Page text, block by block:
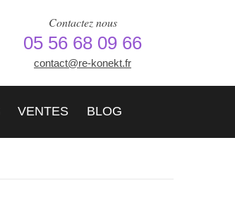
Contactez nous
05 56 68 09 66
contact@re-konekt.fr
VENTES BLOG